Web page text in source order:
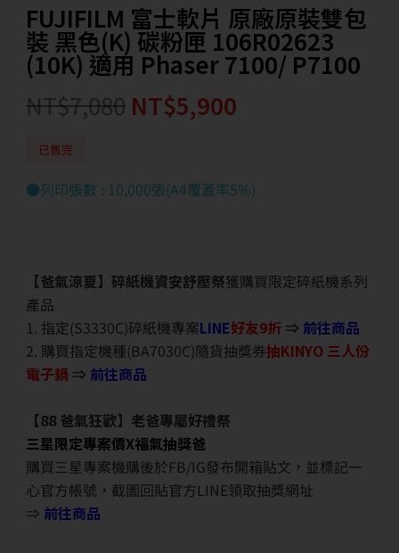
FUJIFILM 富士軟片 原廠原裝雙包
裝 黑色(K) 碳粉匣 106R02623
(10K) 適用 Phaser 7100/ P7100
NT$7,080 NT$5,900
已售完
●列印張數 : 10,000張(A4覆蓋率5%)
【爸氣涼夏】碎紙機資安舒壓祭獲購買限定碎紙機系列
產品
1. 指定(S3330C)碎紙機專案LINE好友9折 ⇒ 前往商品
2. 購買指定機種(BA7030C)隨貨抽獎券抽KINYO 三人份
電子鍋 ⇒ 前往商品
【88 爸氣狂歡】老爸專屬好禮祭
三星限定專案價X福氣抽獎爸
購買三星專案機購後於FB/IG發布開箱貼文，並標記一
心官方帳號，截圖回貼官方LINE領取抽獎網址
⇒ 前往商品